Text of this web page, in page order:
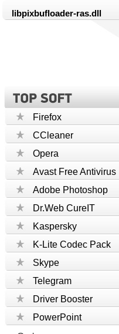
libpixbufloader-ras.dll
Firefox
CCleaner
Opera
Avast Free Antivirus
Adobe Photoshop
Dr.Web CureIT
Kaspersky
K-Lite Codec Pack
Skype
Telegram
Driver Booster
PowerPoint